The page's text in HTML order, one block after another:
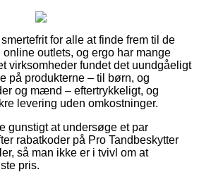
for alle at finde frem til de
online outlets, og ergo har mange
virksomheder fundet det uundgåeligt
på produkterne – til børn, og
og mænd – eftertrykkeligt, og
levering uden omkostninger.
gunstigt at undersøge et par
rabatkoder på Pro Tandbeskytter
så man ikke er i tvivl om at
pris.